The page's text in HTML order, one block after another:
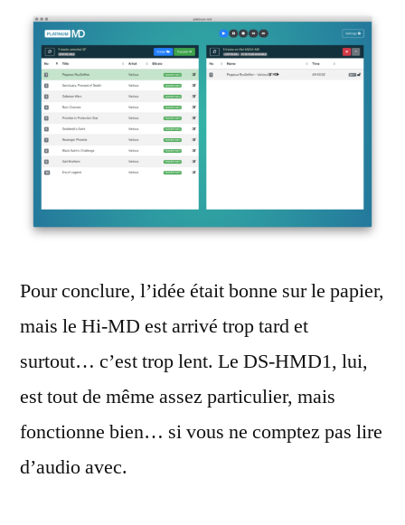
Pour conclure, l’idée était bonne sur le papier,
mais le Hi-MD est arrivé trop tard et
surtout… c’est trop lent. Le DS-HMD1, lui,
est tout de même assez particulier, mais
fonctionne bien… si vous ne comptez pas lire
d’audio avec.